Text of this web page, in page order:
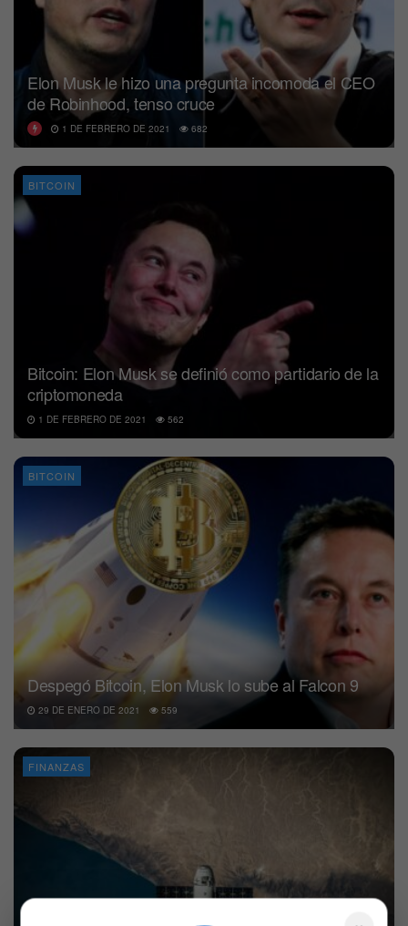
Elon Musk le hizo una pregunta incomoda el CEO
de Robinhood, tenso cruce
1 DE FEBRERO DE 2021 682
BITCOIN
Bitcoin: Elon Musk se definió como partidario de la
criptomoneda
1 DE FEBRERO DE 2021 562
BITCOIN
Despegó Bitcoin, Elon Musk lo sube al Falcon 9
29 DE ENERO DE 2021 559
FINANZAS